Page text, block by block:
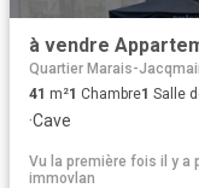
à vendre
Quartier Marais-
41 m²1 Chambre1 Salle
·Cave
Vu la première fois il y a
immovlan